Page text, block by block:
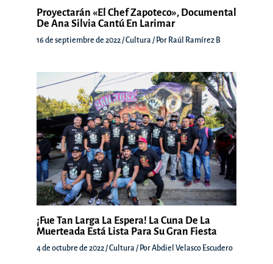
Proyectarán «El Chef Zapoteco», Documental
De Ana Silvia Cantú En Larimar
16 de septiembre de 2022/Cultura / Por Raúl Ramírez B
¡Fue Tan Larga La Espera! La Cuna De La
Muerteada Está Lista Para Su Gran Fiesta
4 de octubre de 2022/Cultura / PorAbdiel Velasco Escudero